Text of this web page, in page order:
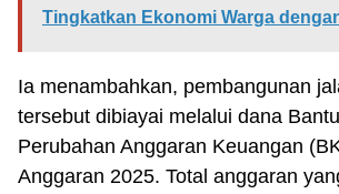
Tingkatkan Ekonomi Warga
Ia menambahkan, pembangunan
tersebut dibiayai melalui dana
Perubahan Anggaran Keuangan
Anggaran 2025. Total anggaran